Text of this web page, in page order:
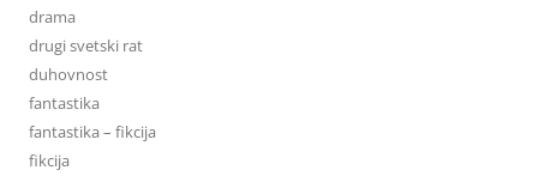
drama
drugi svetski rat
duhovnost
fantastika
fantastika – fikcija
fikcija